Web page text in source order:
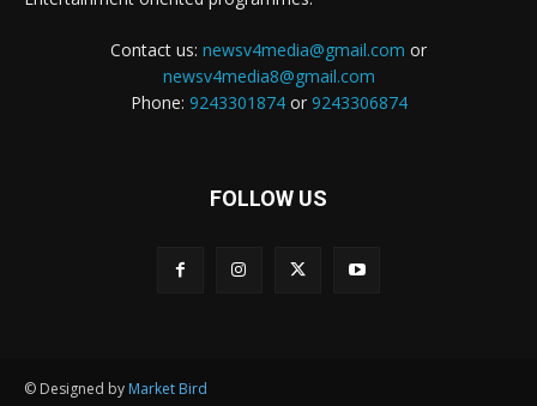
Contact us: newsv4media@gmail.com or
newsv4media8@gmail.com
Phone: 9243301874or 9243306874
FOLLOW US
© Designed by Market Bird